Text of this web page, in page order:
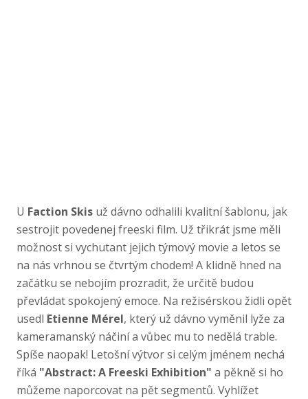
U Faction Skis už dávno odhalili kvalitní šablonu, jak
sestrojit povedenej freeski film. Už třikrát jsme měli
možnost si vychutant jejich týmový movie a letos se
na nás vrhnou se čtvrtým chodem! A klidně hned na
začátku se nebojím prozradit, že určitě budou
převládat spokojený emoce. Na režisérskou židli opět
usedl Etienne Mérel, který už dávno vyměnil lyže za
kameramanský náčiní a vůbec mu to nedělá trable.
Spíše naopak! Letošní výtvor si celým jménem nechá
říká "Abstract: A Freeski Exhibition" a pěkně si ho
můžeme naporcovat na pět segmentů. Vyhlížet